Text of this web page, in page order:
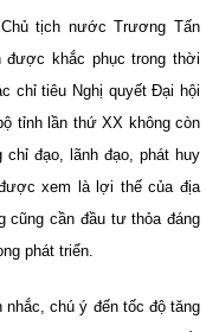
tịch nước Trương Tấn
được khắc phục trong thời
chỉ tiêu Nghị quyết Đại hội
tỉnh lần thứ XX không còn
đạo, lãnh đạo, phát huy
xem là lợi thế của địa
cần đầu tư thỏa đáng
phát triển.
chú ý đến tốc độ tăng